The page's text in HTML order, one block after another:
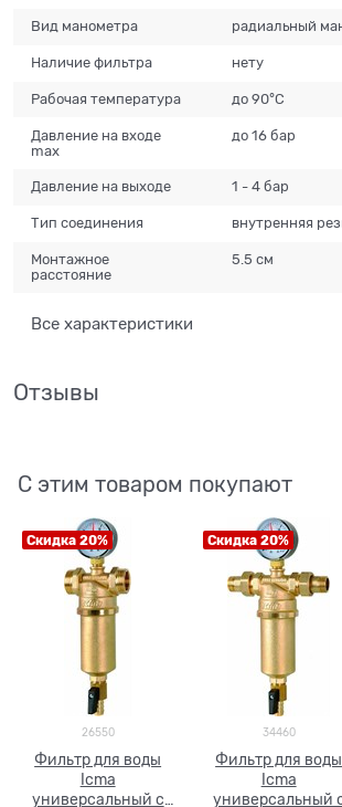
Вид манометра радиальный
Наличие фильтра нету
Рабочая температура до 90°C
Давление на входе
max
до 16 бар
Давление на выходе 1 - 4 бар
Тип соединения внутренняя
Монтажное
расстояние
5.5 см
Все характеристики
Отзывы
С этим товаром покупают
Скидка 20%
26550
Фильтр для воды
Icma
универсальный с
Скидка 20%
34460
Фильтр для воды
Icma
универсальный